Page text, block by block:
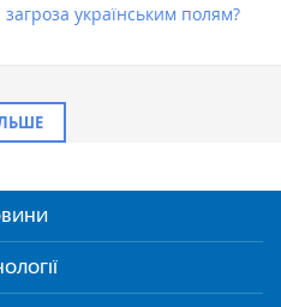
українським полям?